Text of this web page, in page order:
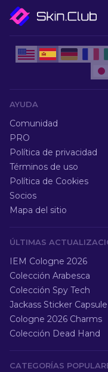
AYUDA
Comunidad
PRO
Política de privacidad
Términos de uso
Política de Cookies
Socios
Mapa del sitio
ÚLTIMAS
IEM Cologne 2026
Colección Arabesca
Colección Spy Tech
Jackass Sticker Capsule
Cologne 2026 Charms
Colección Dead Hand
CATEGORÍAS